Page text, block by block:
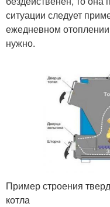
ситуации следует
ежедневном
нужно.
Пример строения
котла